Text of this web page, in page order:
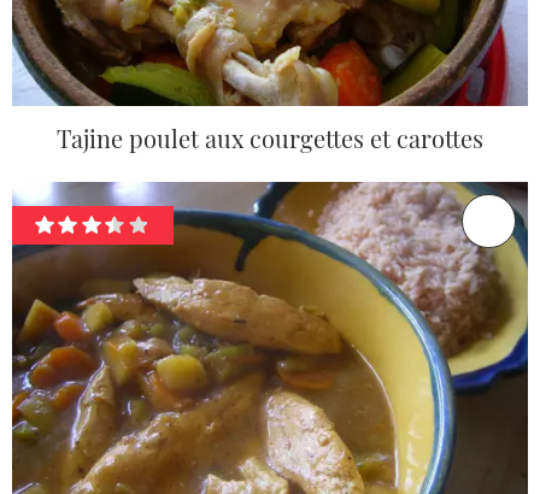
Tajine poulet aux courgettes et carottes